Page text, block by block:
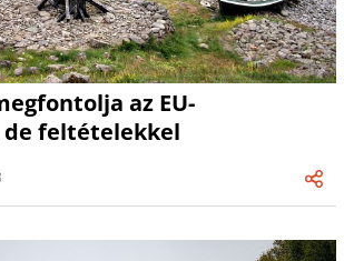
az EU-
de feltételekkel